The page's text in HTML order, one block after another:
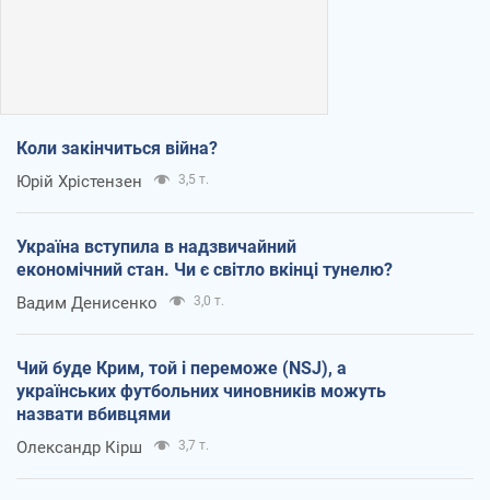
Коли закінчиться війна?
Юрій Хрістензен 3,5 т.
Україна вступила в надзвичайний
економічний стан. Чи є світло вкінці тунелю?
Вадим Денисенко 3,0 т.
Чий буде Крим, той і переможе (NSJ), а
українських футбольних чиновників можуть
назвати вбивцями
Олександр Кірш 3,7 т.